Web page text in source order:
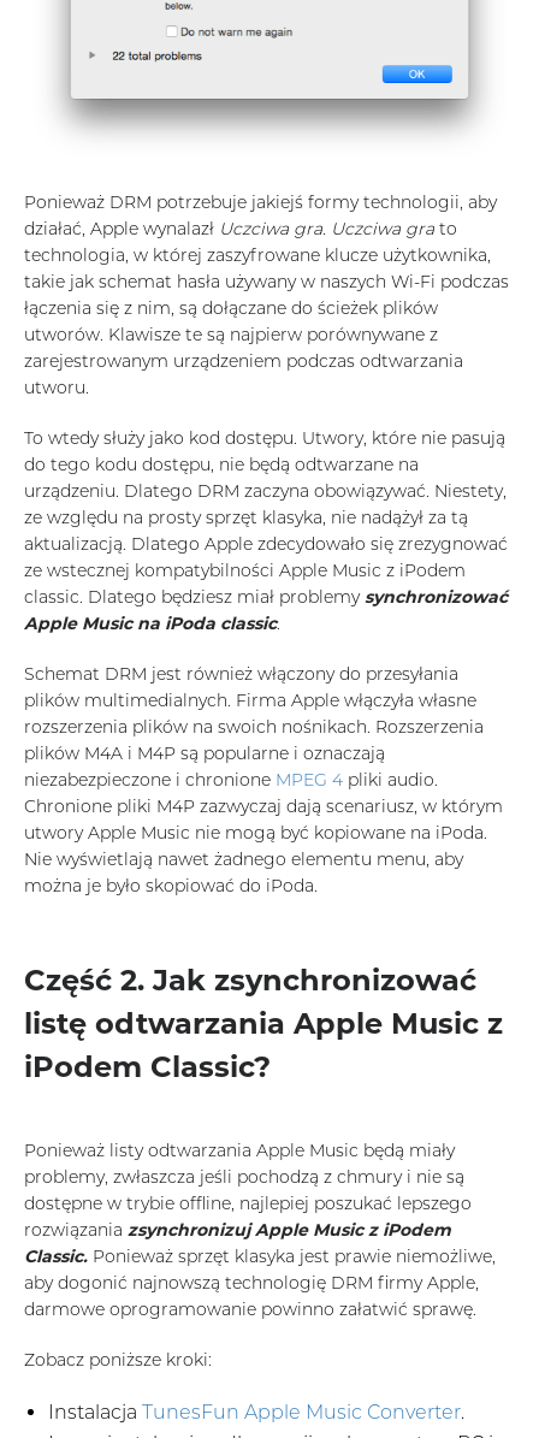
Ponieważ DRM potrzebuje jakiejś formy technologii, aby
działać, Apple wynalazł Uczciwa gra. Uczciwa gra to
technologia, w której zaszyfrowane klucze użytkownika,
takie jak schemat hasła używany w naszych Wi-Fi podczas
łączenia się z nim, są dołączane do ścieżek plików
utworów. Klawisze te są najpierw porównywane z
zarejestrowanym urządzeniem podczas odtwarzania
utworu.
To wtedy służy jako kod dostępu. Utwory, które nie pasują
do tego kodu dostępu, nie będą odtwarzane na
urządzeniu. Dlatego DRM zaczyna obowiązywać. Niestety,
ze względu na prosty sprzęt klasyka, nie nadążył za tą
aktualizacją. Dlatego Apple zdecydowało się zrezygnować
ze wstecznej kompatybilności Apple Music z iPodem
classic. Dlatego będziesz miał problemysynchronizować
Apple Music na iPoda classic.
Schemat DRM jest również włączony do przesyłania
plików multimedialnych. Firma Apple włączyła własne
rozszerzenia plików na swoich nośnikach. Rozszerzenia
plików M4A i M4P są popularne i oznaczają
niezabezpieczone i chronione MPEG 4 pliki audio.
Chronione pliki M4P zazwyczaj dają scenariusz, w którym
utwory Apple Music nie mogą być kopiowane na iPoda.
Nie wyświetlają nawet żadnego elementu menu, aby
można je było skopiować do iPoda.
Część 2. Jak zsynchronizować
listę odtwarzania Apple Music z
iPodem Classic?
Ponieważ listy odtwarzania Apple Music będą miały
problemy, zwłaszcza jeśli pochodzą z chmury i nie są
dostępne w trybie offline, najlepiej poszukać lepszego
rozwiązania zsynchronizuj Apple Music z iPodem
Classic. Ponieważ sprzęt klasyka jest prawie niemożliwe,
aby dogonić najnowszą technologię DRM firmy Apple,
darmowe oprogramowanie powinno załatwić sprawę.
Zobacz poniższe kroki:
Instalacja TunesFun Apple Music Converter.